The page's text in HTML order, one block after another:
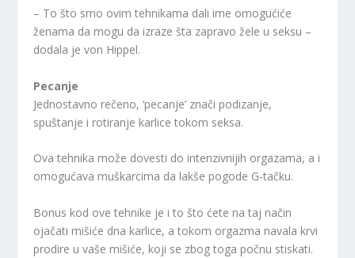
– To što smo ovim tehnikama dali ime omogućiće
ženama da mogu da izraze šta zapravo žele u seksu –
dodala je von Hippel.
Pecanje
Jednostavno rečeno, ‘pecanje’ znači podizanje,
spuštanje i rotiranje karlice tokom seksa.
Ova tehnika može dovesti do intenzivnijih orgazama, a i
omogućava muškarcima da lakše pogode G-tačku.
Bonus kod ove tehnike je i to što ćete na taj način
ojačati mišiće dna karlice, a tokom orgazma navala krvi
prodire u vaše mišiće, koji se zbog toga počnu stiskati.